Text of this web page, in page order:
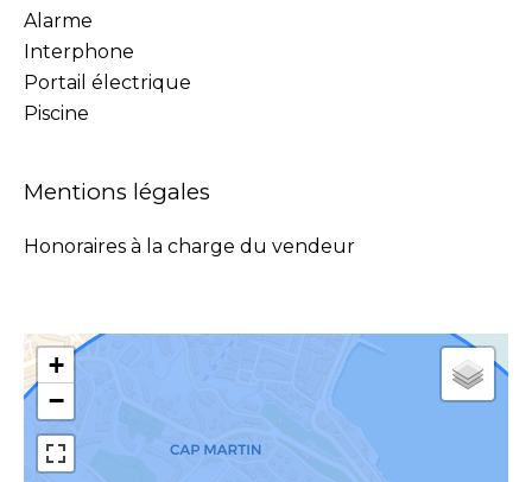
Alarme
Interphone
Portail électrique
Piscine
Mentions légales
Honoraires à la charge du vendeur
+
−